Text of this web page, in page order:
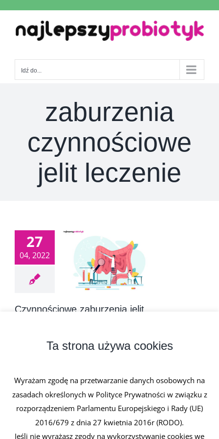
content
Idź do...
zaburzenia
czynnościowe
jelit leczenie
27
04, 2022
Czynnościowe zaburzenia jelit
Czynnościowe zaburzenia jelit to szeroka grupa
Czytaj dalej
Ta strona używa cookies
Wyrażam zgodę na przetwarzanie danych osobowych na
zasadach określonych w Polityce Prywatności w związku z
rozporządzeniem Parlamentu Europejskiego i Rady (UE)
2016/679 z dnia 27 kwietnia 2016r (RODO).
Jeśli nie wyrażasz zgody na wykorzystywanie cookies we